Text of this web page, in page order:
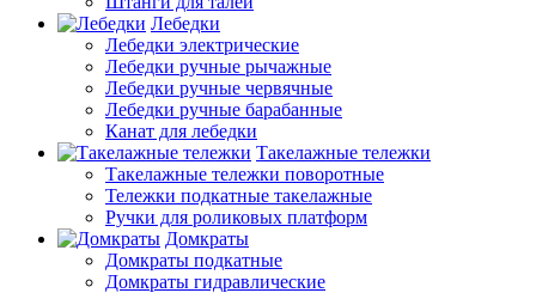
Лебедки
Лебедки электрические
Лебедки ручные рычажные
Лебедки ручные червячные
Лебедки ручные барабанные
Канат для лебедки
Такелажные тележки
Такелажные тележки поворотные
Тележки подкатные такелажные
Ручки для роликовых платформ
Домкраты
Домкраты подкатные
Домкраты гидравлические